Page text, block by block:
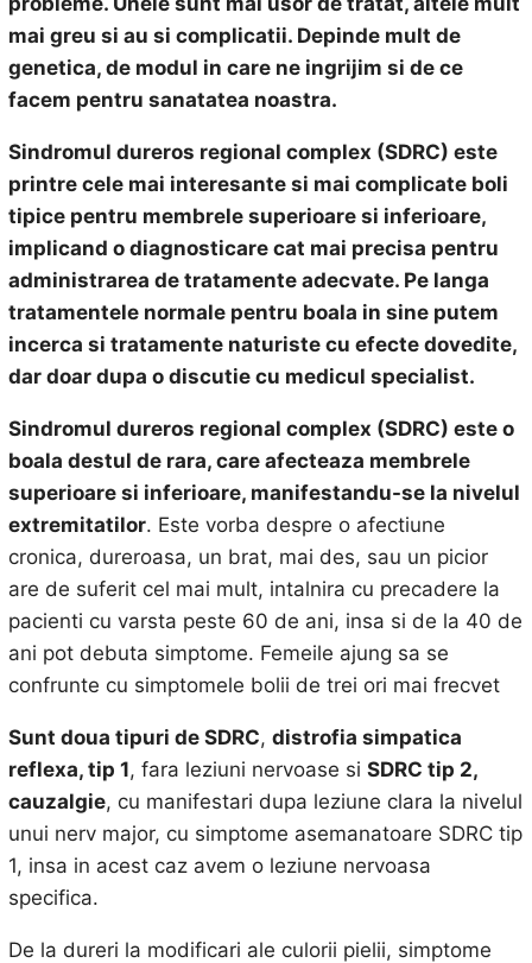
mai greu si au si complicatii. Depinde mult de
genetica, de modul in care ne ingrijim si de ce
facem pentru sanatatea noastra.
Sindromul dureros regional complex (SDRC) este
printre cele mai interesante si mai complicate boli
tipice pentru membrele superioare si inferioare,
implicand o diagnosticare cat mai precisa pentru
administrarea de tratamente adecvate. Pe langa
tratamentele normale pentru boala in sine putem
incerca si tratamente naturiste cu efecte dovedite,
dar doar dupa o discutie cu medicul specialist.
Sindromul dureros regional complex (SDRC) este o
boala destul de rara, care afecteaza membrele
superioare si inferioare, manifestandu-se la nivelul
extremitatilor. Este vorba despre o afectiune
cronica, dureroasa, un brat, mai des, sau un picior
are de suferit cel mai mult, intalnira cu precadere la
pacienti cu varsta peste 60 de ani, insa si de la 40 de
ani pot debuta simptome. Femeile ajung sa se
confrunte cu simptomele bolii de trei ori mai frecvet
Sunt doua tipuri de SDRC, distrofia simpatica
reflexa, tip 1, fara leziuni nervoase si SDRC tip 2,
cauzalgie, cu manifestari dupa leziune clara la nivelul
unui nerv major, cu simptome asemanatoare SDRC tip
1, insa in acest caz avem o leziune nervoasa
specifica.
De la dureri la modificari ale culorii pielii, simptome